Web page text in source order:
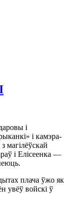
і
і камэра-
магілёўскай
і Елісеенка —
плача ўжо як
увёў войскі ў